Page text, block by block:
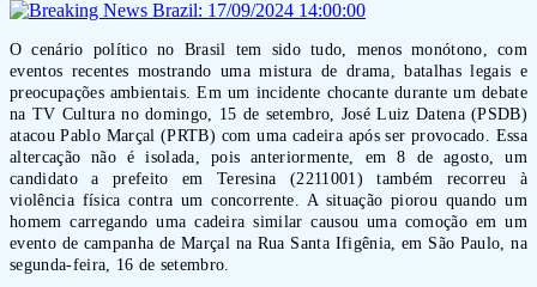
O cenário político no Brasil tem sido tudo, menos monótono, com
eventos recentes mostrando uma mistura de drama, batalhas legais e
preocupações ambientais. Em um incidente chocante durante um debate
na TV Cultura no domingo, 15 de setembro, José Luiz Datena (PSDB)
atacou Pablo Marçal (PRTB) com uma cadeira após ser provocado. Essa
altercação não é isolada, pois anteriormente, em 8 de agosto, um
candidato a prefeito em Teresina (2211001) também recorreu à
violência física contra um concorrente. A situação piorou quando um
homem carregando uma cadeira similar causou uma comoção em um
evento de campanha de Marçal na Rua Santa Ifigênia, em São Paulo, na
segunda-feira, 16 de setembro.